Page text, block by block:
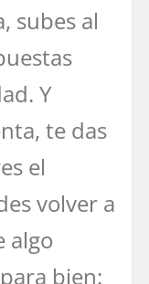
subes al
Y
te das
el
volver a
algo
bien: